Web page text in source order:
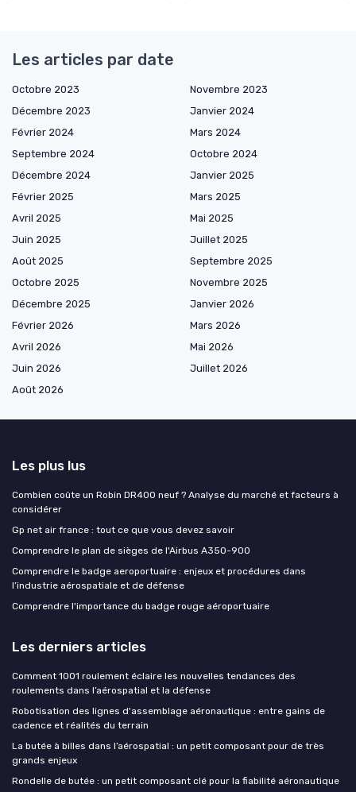
Les articles par date
Octobre 2023
Novembre 2023
Décembre 2023
Janvier 2024
Février 2024
Mars 2024
Septembre 2024
Octobre 2024
Décembre 2024
Janvier 2025
Février 2025
Mars 2025
Avril 2025
Mai 2025
Juin 2025
Juillet 2025
Août 2025
Septembre 2025
Octobre 2025
Novembre 2025
Décembre 2025
Janvier 2026
Février 2026
Mars 2026
Avril 2026
Mai 2026
Juin 2026
Juillet 2026
Août 2026
Les plus lus
Combien coûte un Robin DR400 neuf ? Analyse du marché et facteurs à
considérer
Gp net air france : tout ce que vous devez savoir
Comprendre le plan de sièges de l'Airbus A350-900
Comprendre le badge aeroportuaire : enjeux et procédures dans
l’industrie aérospatiale et de défense
Comprendre l'importance du badge rouge aéroportuaire
Les derniers articles
Comment 1001 roulement éclaire les nouvelles tendances des
roulements dans l’aérospatial et la défense
Robotisation des lignes d'assemblage aéronautique : entre gains de
cadence et réalités du terrain
La butée à billes dans l’aérospatial : un petit composant pour de très
grands enjeux
Rondelle de butée : un petit composant clé pour la fiabilité aéronautique